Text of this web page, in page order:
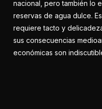
nacional, pero también lo
reservas de agua dulce.
requiere tacto y
sus consecuencias
económicas son